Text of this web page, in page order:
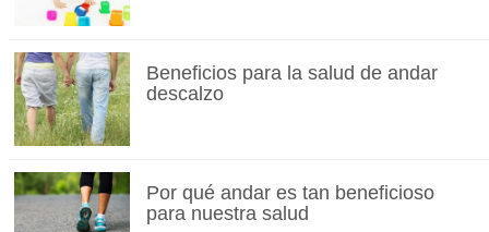
Beneficios para la salud de andar
descalzo
Por qué andar es tan beneficioso
para nuestra salud